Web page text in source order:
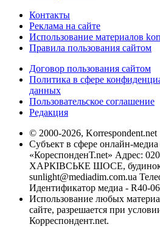
Контакты
Реклама на сайте
Использование материалов
Правила пользования сайтом
Договор пользования сайтом
Политика в сфере
данных
Пользовательское соглашение
Редакция
© 2000-2026, Korrespondent.net
Субъект в сфере онлайн-
«КореспонденТ.net» Адрес:
ХАРКІВСЬКЕ ШОСЕ, будинок
sunlight@mediadim.com.ua
Идентификатор медиа - R40-
Использование любых
сайте, разрешается при
Корреспондент.net.